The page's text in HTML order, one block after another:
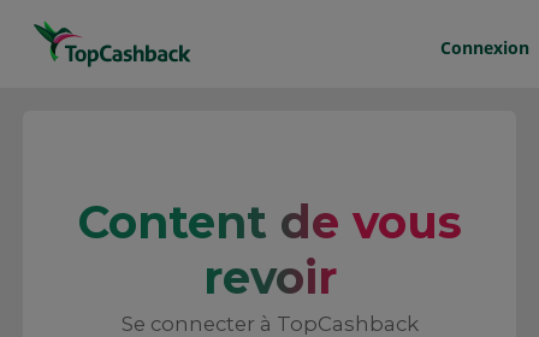
Connexion
Content de vous
revoir
Se connecter à TopCashback